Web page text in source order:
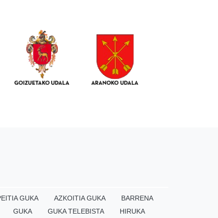
GUKA AZKOITIA GUKA
BARRENA
GUKA
GUKA TELEBISTA HIRUKA